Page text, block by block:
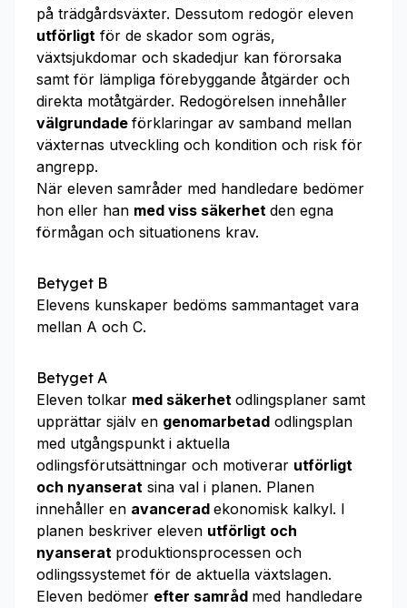
på trädgårdsväxter. Dessutom redogör eleven
utförligt för de skador som ogräs,
växtsjukdomar och skadedjur kan förorsaka
samt för lämpliga förebyggande åtgärder och
direkta motåtgärder. Redogörelsen innehåller
välgrundade förklaringar av samband mellan
växternas utveckling och kondition och risk för
angrepp.
När eleven samråder med handledare bedömer
hon eller han med viss säkerhet den egna
förmågan och situationens krav.
Betyget B
Elevens kunskaper bedöms sammantaget vara
mellan A och C.
Betyget A
Eleven tolkar med säkerhet odlingsplaner samt
upprättar själv en genomarbetad odlingsplan
med utgångspunkt i aktuella
odlingsförutsättningar och motiverar utförligt
och nyanserat sina val i planen. Planen
innehåller en avancerad ekonomisk kalkyl. I
planen beskriver eleven utförligt och
nyanserat produktionsprocessen och
odlingssystemet för de aktuella växtslagen.
Eleven bedömer efter samråd med handledare